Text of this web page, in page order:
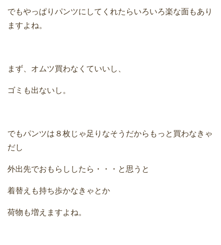
でもやっぱりパンツにしてくれたらいろいろ楽な面もあり
ますよね。
まず、オムツ買わなくていいし、
ゴミも出ないし。
でもパンツは８枚じゃ足りなそうだからもっと買わなきゃ
だし
外出先でおもらししたら・・・と思うと
着替えも持ち歩かなきゃとか
荷物も増えますよね。